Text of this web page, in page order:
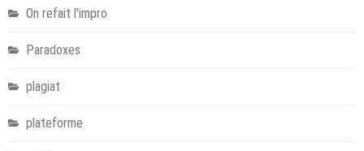
On refait l'impro
Paradoxes
plagiat
plateforme